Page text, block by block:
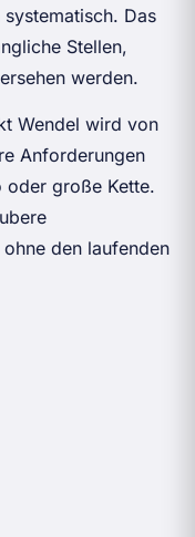
Das
Stellen,
werden.
Wendel wird von
Anforderungen
oder große Kette.
den laufenden